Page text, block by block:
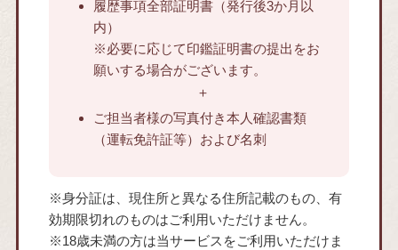
履歴事項全部証明書（発行後3か月以
内）
※必要に応じて印鑑証明書の提出をお
願いする場合がございます。
ご担当者様の写真付き本人確認書類
（運転免許証等）および名刺
※身分証は、現住所と異なる住所記載のもの、有
効期限切れのものはご利用いただけません。
※18歳未満の方は当サービスをご利用いただけま